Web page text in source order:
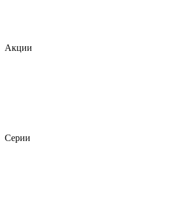
Акции
Серии